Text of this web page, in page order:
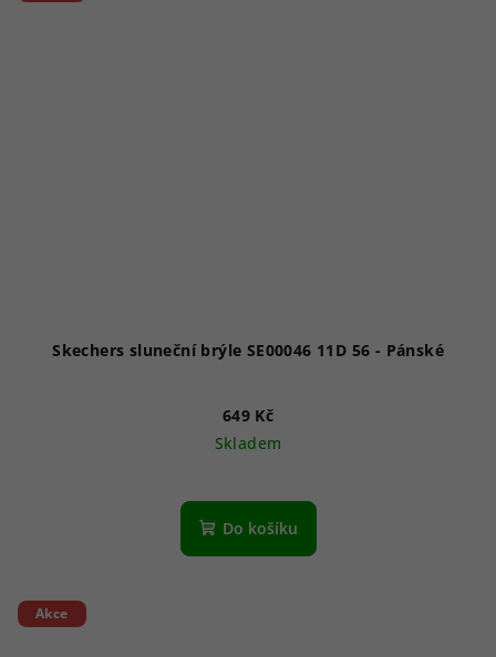
Skechers sluneční brýle SE00046 11D 56 - Pánské
649 Kč
Skladem
Do košíku
Akce